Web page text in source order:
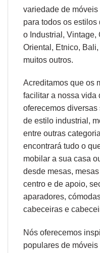
variedade de
para todos os
o Industrial, Vintage,
Oriental , Etnico, Bali,
muitos outros.
Acreditamos que os
facilitar a nossa vida
oferecemos
de estilo industrial,
entre outras
encontrará tudo o
mobilar a sua casa
desde mesas,
centro e de apoio,
aparadores,
cabeceiras e
Nós oferecemos
populares de